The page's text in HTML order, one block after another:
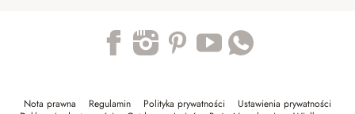
Nota prawna Regulamin Polityka prywatności
Ustawienia prywatności